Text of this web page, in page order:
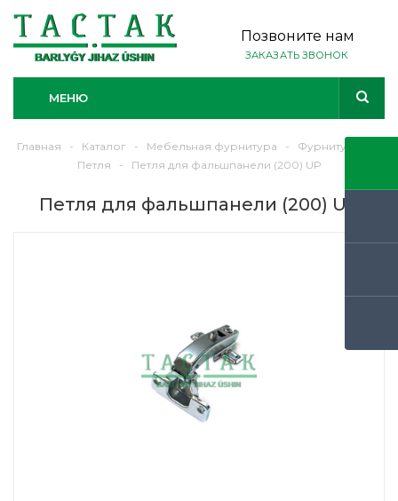
Позвоните нам
ЗАКАЗАТЬ ЗВОНОК
МЕНЮ
Главная - Каталог - Мебельная фурнитура - Фурнитура
Петля
- Петля для фальшпанели (200) UP
Петля для фальшпанели (200) UP